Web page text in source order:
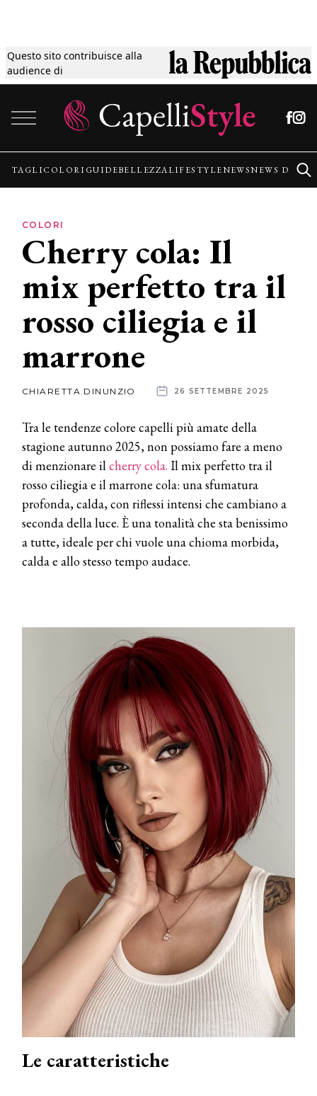
Questo sito contribuisce alla
audience di
Tagli
Colori
Guide
Lifestyle
News
News
TAGLICOLORI GUIDEBELLEZZALIFESTYLENEWSNEWS
COLORI
Cherry cola: Il
mix perfetto tra il
rosso ciliegia e il
marrone
CHIARETTA.DINUNZIO 26 SETTEMBRE 2025
Tra le tendenze colore capelli più amate della
stagione autunno 2025, non possiamo fare a meno
di menzionare ilcherry cola. Il mix perfetto tra il
rosso ciliegia e il marrone cola: una sfumatura
profonda, calda, con riflessi intensi che cambiano a
seconda della luce. È una tonalità che sta benissimo
a tutte, ideale per chi vuole una chioma morbida,
calda e allo stesso tempo audace.
Le caratteristiche